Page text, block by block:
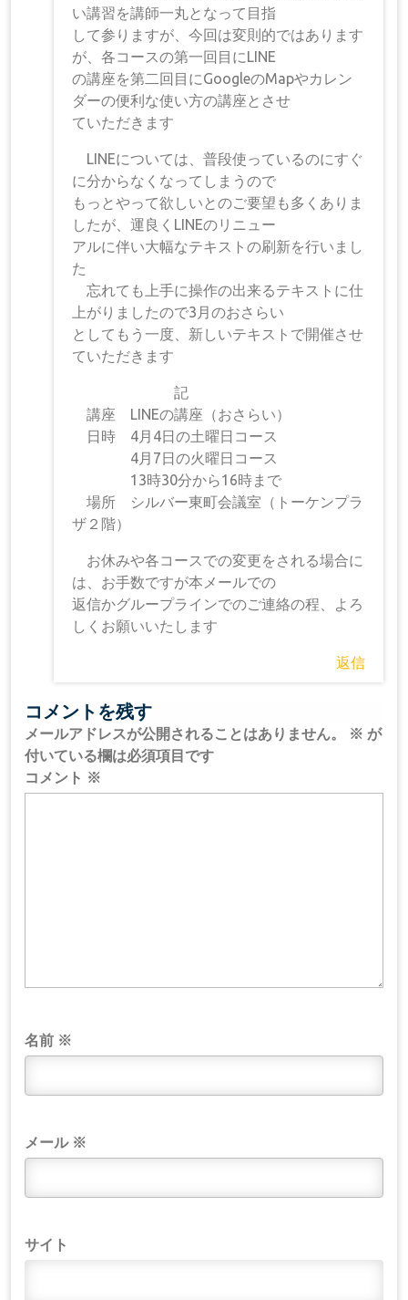
い講習を講師一丸となって目指
して参りますが、今回は変則的ではあります
が、各コースの第一回目にLINE
の講座を第二回目にGoogleのMapやカレン
ダーの便利な使い方の講座とさせ
ていただきます
LINEについては、普段使っているのにすぐ
に分からなくなってしまうので
もっとやって欲しいとのご要望も多くありま
したが、運良くLINEのリニュー
アルに伴い大幅なテキストの刷新を行いまし
た
忘れても上手に操作の出来るテキストに仕
上がりましたので3月のおさらい
としてもう一度、新しいテキストで開催させ
ていただきます
記
講座 LINEの講座（おさらい）
日時 4月4日の土曜日コース
4月7日の火曜日コース
13時30分から16時まで
場所 シルバー東町会議室（トーケンプラ
ザ２階）
お休みや各コースでの変更をされる場合に
は、お手数ですが本メールでの
返信かグループラインでのご連絡の程、よろ
しくお願いいたします
返信
コメントを残す
メールアドレスが公開されることはありません。 ※ が
付いている欄は必須項目です
コメント ※
名前 ※
メール ※
サイト